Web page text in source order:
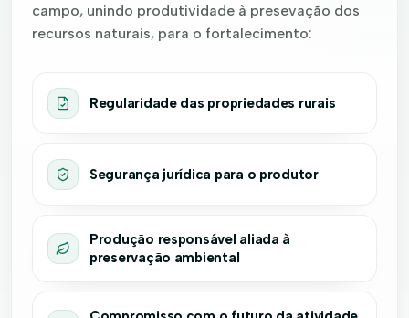
campo, unindo produtividade à presevação dos
recursos naturais, para o fortalecimento:
Regularidade das propriedades rurais
Segurança jurídica para o produtor
Produção responsável aliada à
preservação ambiental